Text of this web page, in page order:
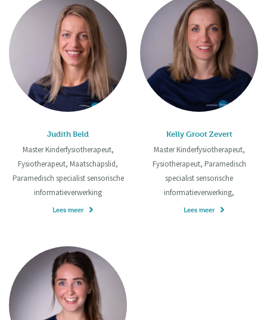
Judith Beld
Master Kinderfysiotherapeut,
Fysiotherapeut, Maatschapslid,
Paramedisch specialist sensorische
informatieverwerking
Lees meer
Kelly Groot Zevert
Master Kinderfysiotherapeut,
Fysiotherapeut, Paramedisch
specialist sensorische
informatieverwerking,
Lees meer